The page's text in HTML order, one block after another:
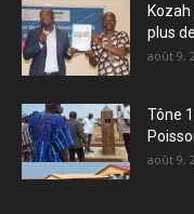
plus de
août 9,
Tône
août 9,